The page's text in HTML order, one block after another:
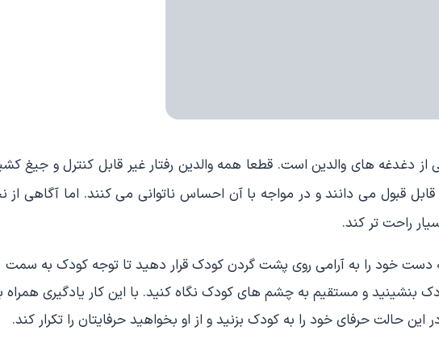
دغدغه های والدین است. قطعا همه والدین رفتار غیر قابل کنترل و جیغ
قبول می دانند و در مواجه با آن احساس ناتوانی می کنند. اما آگاهی از
راحت تر کند.
خود را به آرامی روی پشت گردن کودک قرار دهید تا توجه کودک به سمت
و مستقیم به چشم های کودک نگاه کنید. با این کار یادگیری همراه
این حالت حرفای خود را به کودک بزنید و از او بخواهید حرفایتان را تکرار کند.